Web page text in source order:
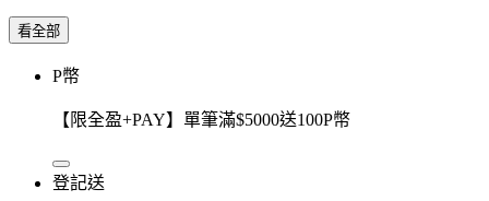
看全部
P幣
【限全盈+PAY】單筆滿$5000送100P幣
登記送